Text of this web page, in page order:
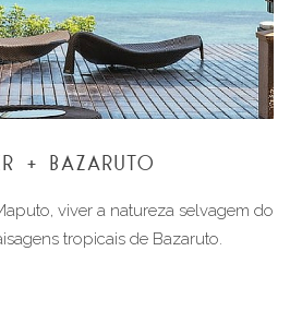
+ BAZARUTO
viver a natureza selvagem do
tropicais de Bazaruto.